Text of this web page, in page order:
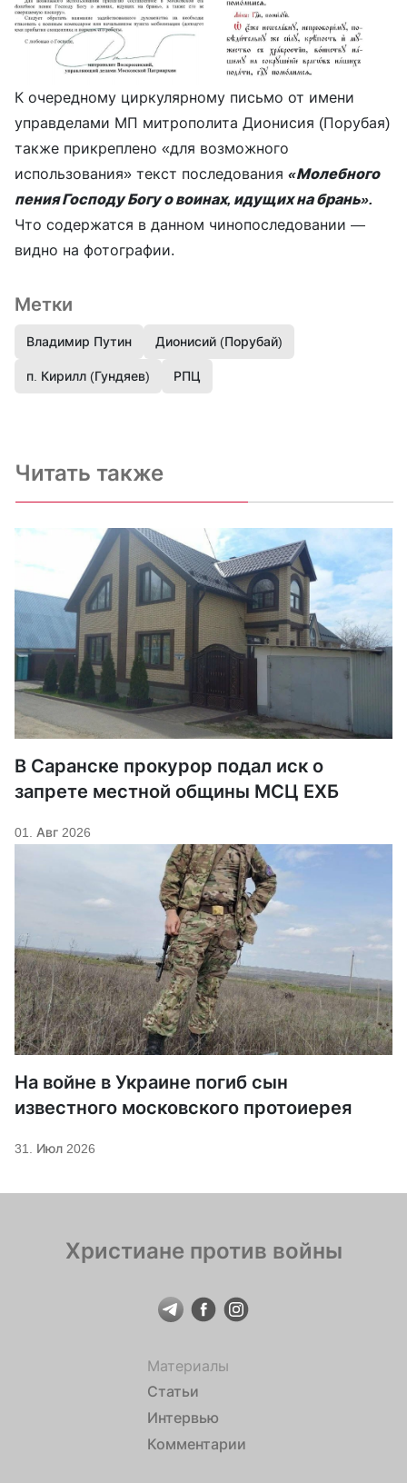
К очередному циркулярному письмо от имени
управделами МП митрополита Дионисия (Порубая)
также прикреплено «для возможного
использования» текст последования «Молебного
пения Господу Богу о воинах, идущих на брань».
Что содержатся в данном чинопоследовании —
видно на фотографии.
Метки
Владимир Путин Дионисий (Порубай)
п. Кирилл (Гундяев) РПЦ
Читать также
В Саранске прокурор подал иск о
запрете местной общины МСЦ ЕХБ
01. Авг 2026
На войне в Украине погиб сын
известного московского протоиерея
31. Июл 2026
Христиане против войны
Материалы
Статьи
Интервью
Комментарии